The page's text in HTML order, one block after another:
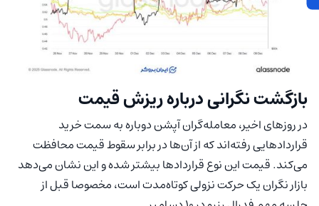
بازگشت نگرانی درباره ریزش قیمت
در روزهای اخیر، معامله‌گران آپشن دوباره به سمت خرید
قراردادهایی رفته‌اند که از آن‌ها در برابر سقوط قیمت محافظت
می‌کند. قیمت این نوع قراردادها بیشتر شده و این نشان می‌دهد
بازار نگران یک حرکت نزولی کوتاه‌مدت است، مخصوصا قبل از